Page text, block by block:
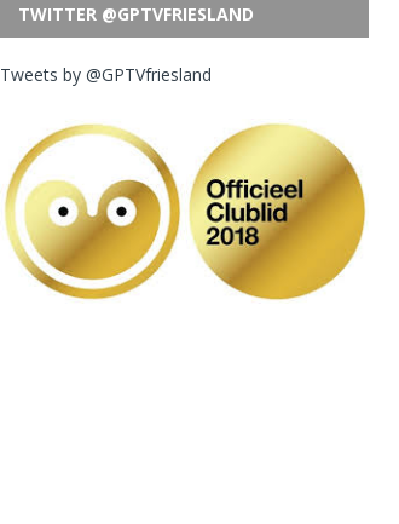
TWITTER @GPTVFRIESLAND
Tweets by @GPTVfriesland